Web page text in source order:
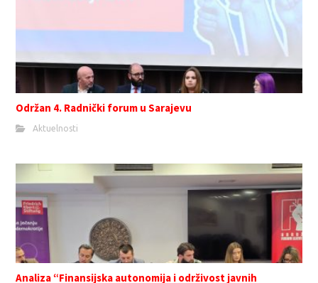
Održan 4. Radnički forum u Sarajevu
Aktuelnosti
Analiza “Finansijska autonomija i održivost javnih